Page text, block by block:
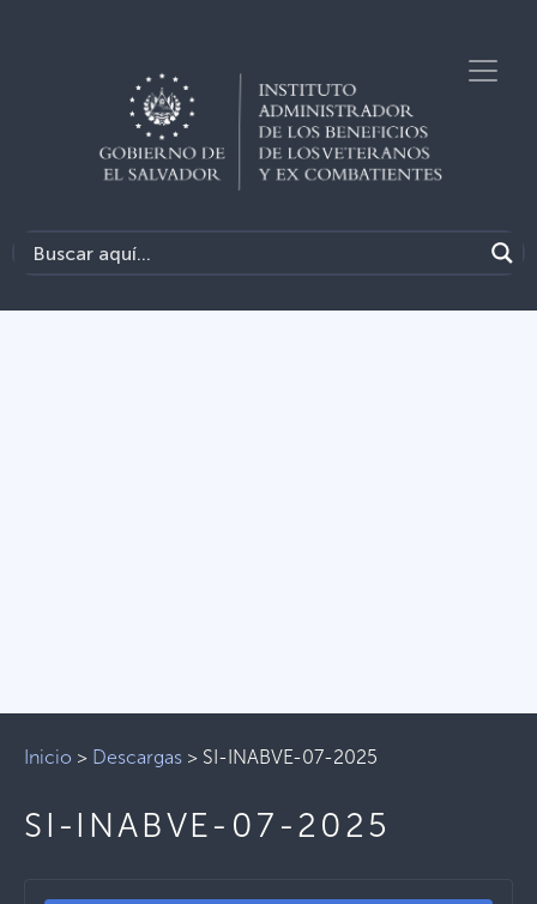
Inicio > Descargas > SI-INABVE-07-2025
SI-INABVE-07-2025